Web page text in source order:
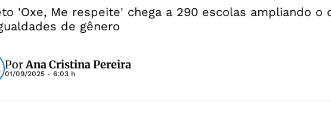
'Oxe, Me respeite' chega a 290 escolas ampliando o
de gênero
PorAna Cristina Pereira
01/09/2025 - 6:03 h